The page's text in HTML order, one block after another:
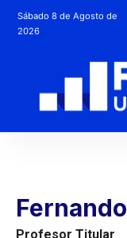
Sábado 8 de Agosto de
2026
Fernando
Profesor Titular